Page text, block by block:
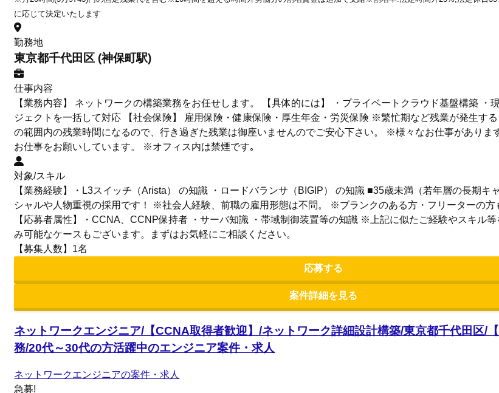
に応じて決定いたします
勤務地
東京都千代田区 (神保町駅)
仕事内容
【業務内容】 ネットワークの構築業務をお任せします。 【具体的には】 ・プライベートクラウド基盤構築 ・
ジェクトを一括して対応 【社会保険】 雇用保険・健康保険・厚生年金・労災保険 ※繁忙期など残業が発生す
の範囲内の残業時間になるので、行き過ぎた残業は御座いませんのでご安心下さい。 ※様々なお仕事がありま
お仕事をお願いしています。 ※オフィス内は禁煙です｡
対象/スキル
【業務経験】・L3スイッチ（Arista） の知識 ・ロードバランサ（BIGIP） の知識 ■35歳未満（若年層の長期キ
シャルや人物重視の採用です！ ※社会人経験、前職の雇用形態は不問。 ※ブランクのある方・フリーターの方
【応募者属性】・CCNA、CCNP保持者 ・サーバ知識 ・帯域制御装置等の知識 ※上記に似たご経験やスキル
み可能なケースもございます。まずはお気軽にご相談ください。
【募集人数】1名
応募する
案件詳細を見る
ネットワークエンジニア/【CCNA取得者歓迎】/ネットワーク詳細設計構築/東京都千代田区/
務/20代～30代の方活躍中のエンジニア案件・求人
ネットワークエンジニアの案件・求人
急募!